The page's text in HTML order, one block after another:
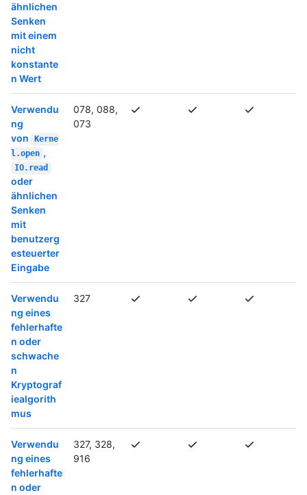
ähnlichen
Senken
mit einem
nicht
konstante
n Wert
Verwendu
ng
von
Kerne
l.open ,
IO.read
oder
ähnlichen
Senken
mit
benutzerg
esteuerter
Eingabe
078, 088,
073
Verwendu
ng eines
fehlerhafte
n oder
schwache
n
Kryptograf
iealgorith
mus
327
Verwendu
ng eines
fehlerhafte
n oder
327, 328,
916